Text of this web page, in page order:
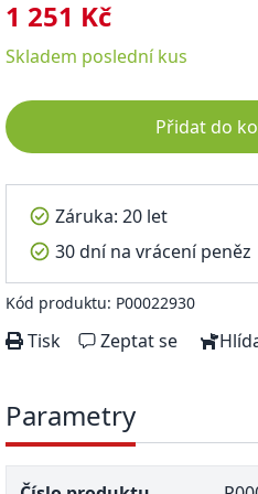
1 251 Kč
Skladem poslední kus
Přidat do
Záruka: 20 let
30 dní na vrácení peněz
Kód produktu: P00022930
Tisk Zeptat se
Parametry